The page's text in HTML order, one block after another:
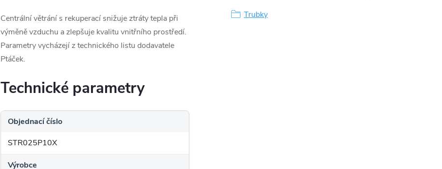
Centrální větrání s rekuperací snižuje ztráty tepla při
výměně vzduchu a zlepšuje kvalitu vnitřního prostředí.
Parametry vycházejí z technického listu dodavatele
Ptáček.
Technické parametry
Objednací číslo
STR025P10X
Výrobce
Trubky